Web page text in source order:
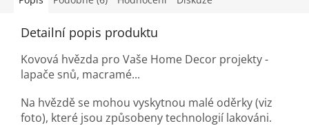
Detailní popis produktu
Kovová hvězda pro Vaše Home Decor projekty -
lapače snů, macramé...
Na hvězdě se mohou vyskytnou malé oděrky (viz
foto), které jsou způsobeny technologií lakováni.